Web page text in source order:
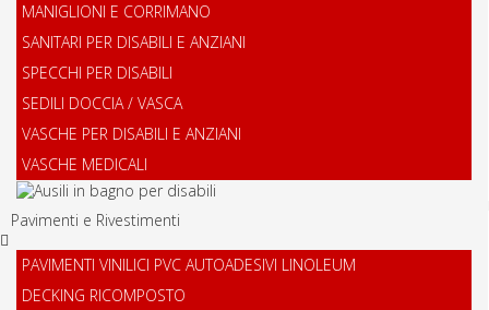
MANIGLIONI E CORRIMANO
SANITARI PER DISABILI E ANZIANI
SPECCHI PER DISABILI
SEDILI DOCCIA / VASCA
VASCHE PER DISABILI E ANZIANI
VASCHE MEDICALI
Pavimenti e Rivestimenti
PAVIMENTI VINILICI PVC AUTOADESIVI LINOLEUM
DECKING RICOMPOSTO